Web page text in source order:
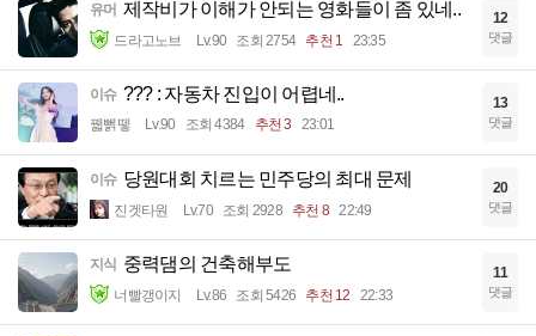
유머 제작비가 이해가 안되는 영화들이 좀 있네..
드라고노브 Lv.90 조회 2754 추천 1 23:35
12
댓글
이슈 ??? : 자동차 진입이 어렵네..
꿻뻵뗗 Lv.90 조회 4384 추천 3 23:01
13
댓글
이슈 당원대회 치르는 민주당의 최대 문제
진겟타원 Lv.70 조회 2928 추천 8 22:49
20
댓글
지식 중력댐의 건축해부도
너빨갱이지 Lv.86 조회 5426 추천 12 22:33
11
댓글